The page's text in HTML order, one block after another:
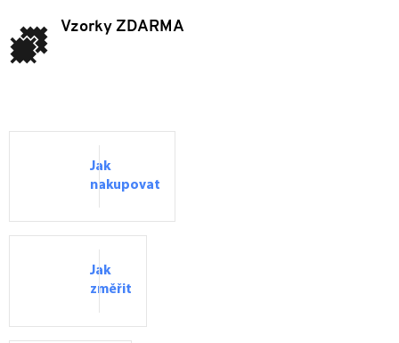
Vzorky ZDARMA
Jak
nakupovat
Jak
změřit